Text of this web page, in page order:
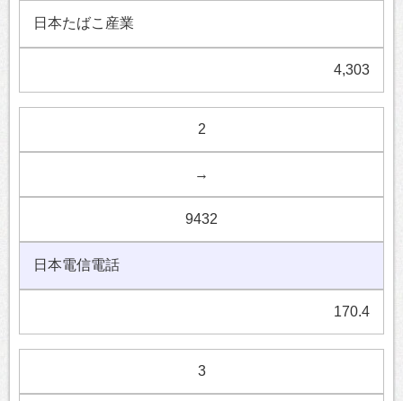
日本たばこ産業
4,303
2
→
9432
日本電信電話
170.4
3